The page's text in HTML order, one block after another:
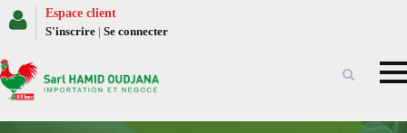
Espace client
S'inscrire | Se connecter